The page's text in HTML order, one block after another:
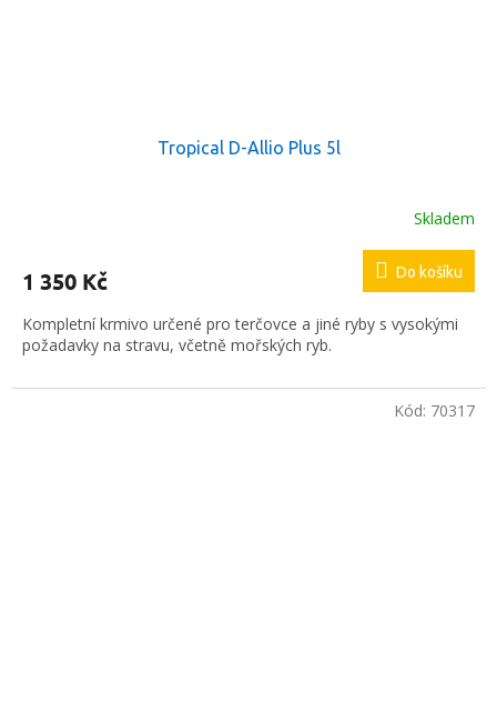
Tropical D-Allio Plus 5l
Skladem
1 350 Kč Do košíku
Kompletní krmivo určené pro terčovce a jiné ryby s vysokými
požadavky na stravu, včetně mořských ryb.
Kód: 70317